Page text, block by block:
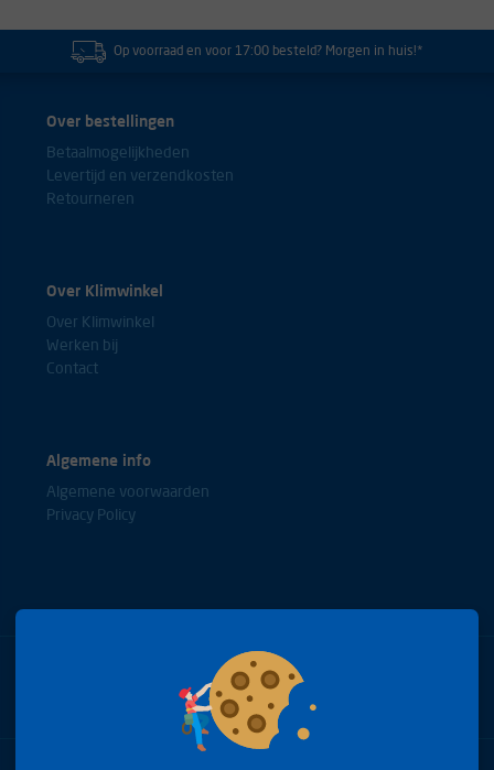
Op voorraad en voor 17:00 besteld? Morgen in huis!*
Over bestellingen
Betaalmogelijkheden
Levertijd en verzendkosten
Retourneren
Over Klimwinkel
Over Klimwinkel
Werken bij
Contact
Algemene info
Algemene voorwaarden
Privacy Policy
Bel met onze experts
+31(0)85 0653688